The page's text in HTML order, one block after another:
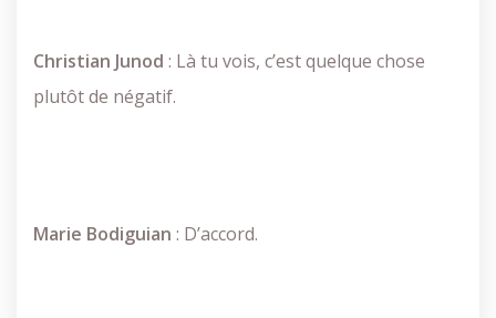
Christian Junod : Là tu vois, c’est quelque chose
plutôt de négatif.
Marie Bodiguian : D’accord.